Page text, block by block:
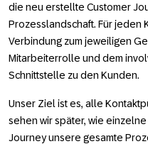
die neu erstellte Customer
Prozesslandschaft. Für jeden
Verbindung zum jeweiligen
Mitarbeiterrolle und dem
Schnittstelle zu den Kunden.
Unser Ziel ist es, alle
sehen wir später, wie
Journey unsere gesamte